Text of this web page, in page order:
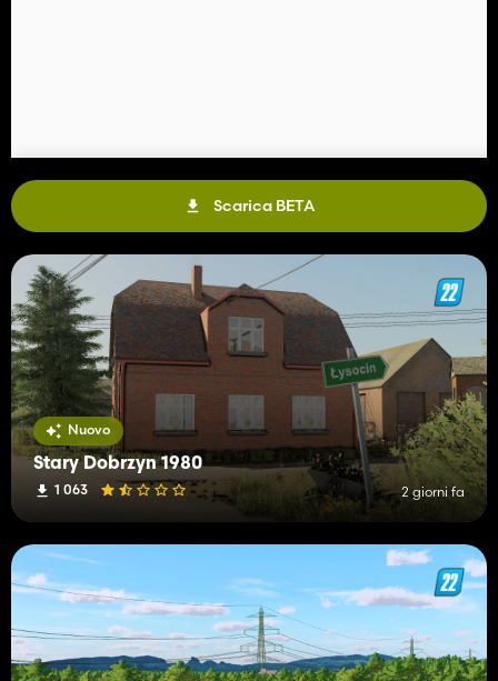
Scarica BETA
Nuovo
Stary Dobrzyn 1980
1 063 2 giorni fa